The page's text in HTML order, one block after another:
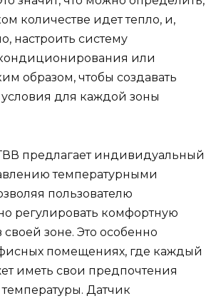
количестве идет тепло, и,
настроить систему
или
образом, чтобы создавать
для каждой зоны
предлагает индивидуальный
температурными
пользователю
регулировать комфортную
своей зоне. Это особенно
помещениях, где каждый
иметь свои предпочтения
Датчик